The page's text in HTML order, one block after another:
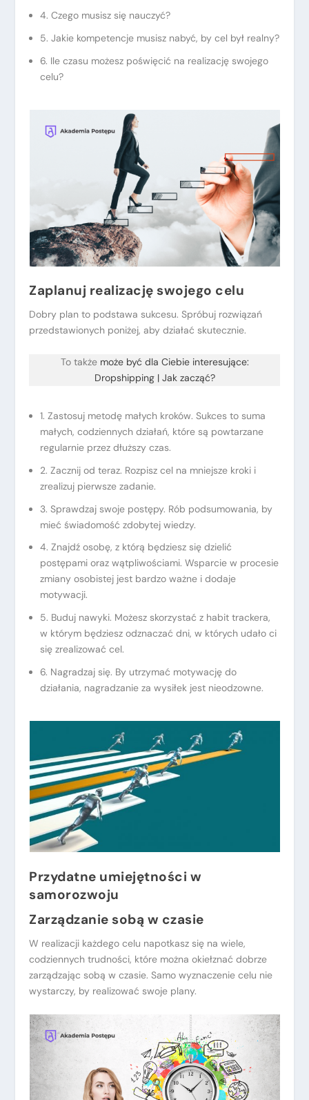
4. Czego musisz się nauczyć?
5. Jakie kompetencje musisz nabyć, by cel był realny?
6. Ile czasu możesz poświęcić na realizację swojego
celu?
Zaplanuj realizację swojego celu
Dobry plan to podstawa sukcesu. Spróbuj rozwiązań
przedstawionych poniżej, aby działać skutecznie.
To także może być dla Ciebie interesujące:
Dropshipping | Jak zacząć?
1. Zastosuj metodę małych kroków. Sukces to suma
małych, codziennych działań, które są powtarzane
regularnie przez dłuższy czas.
2. Zacznij od teraz. Rozpisz cel na mniejsze kroki i
zrealizuj pierwsze zadanie.
3. Sprawdzaj swoje postępy. Rób podsumowania, by
mieć świadomość zdobytej wiedzy.
4. Znajdź osobę, z którą będziesz się dzielić
postępami oraz wątpliwościami. Wsparcie w procesie
zmiany osobistej jest bardzo ważne i dodaje
motywacji.
5. Buduj nawyki. Możesz skorzystać z habit trackera,
w którym będziesz odznaczać dni, w których udało ci
się zrealizować cel.
6. Nagradzaj się. By utrzymać motywację do
działania, nagradzanie za wysiłek jest nieodzowne.
Przydatne umiejętności w
samorozwoju
Zarządzanie sobą w czasie
W realizacji każdego celu napotkasz się na wiele,
codziennych trudności, które można okiełznać dobrze
zarządzając sobą w czasie. Samo wyznaczenie celu nie
wystarczy, by realizować swoje plany.